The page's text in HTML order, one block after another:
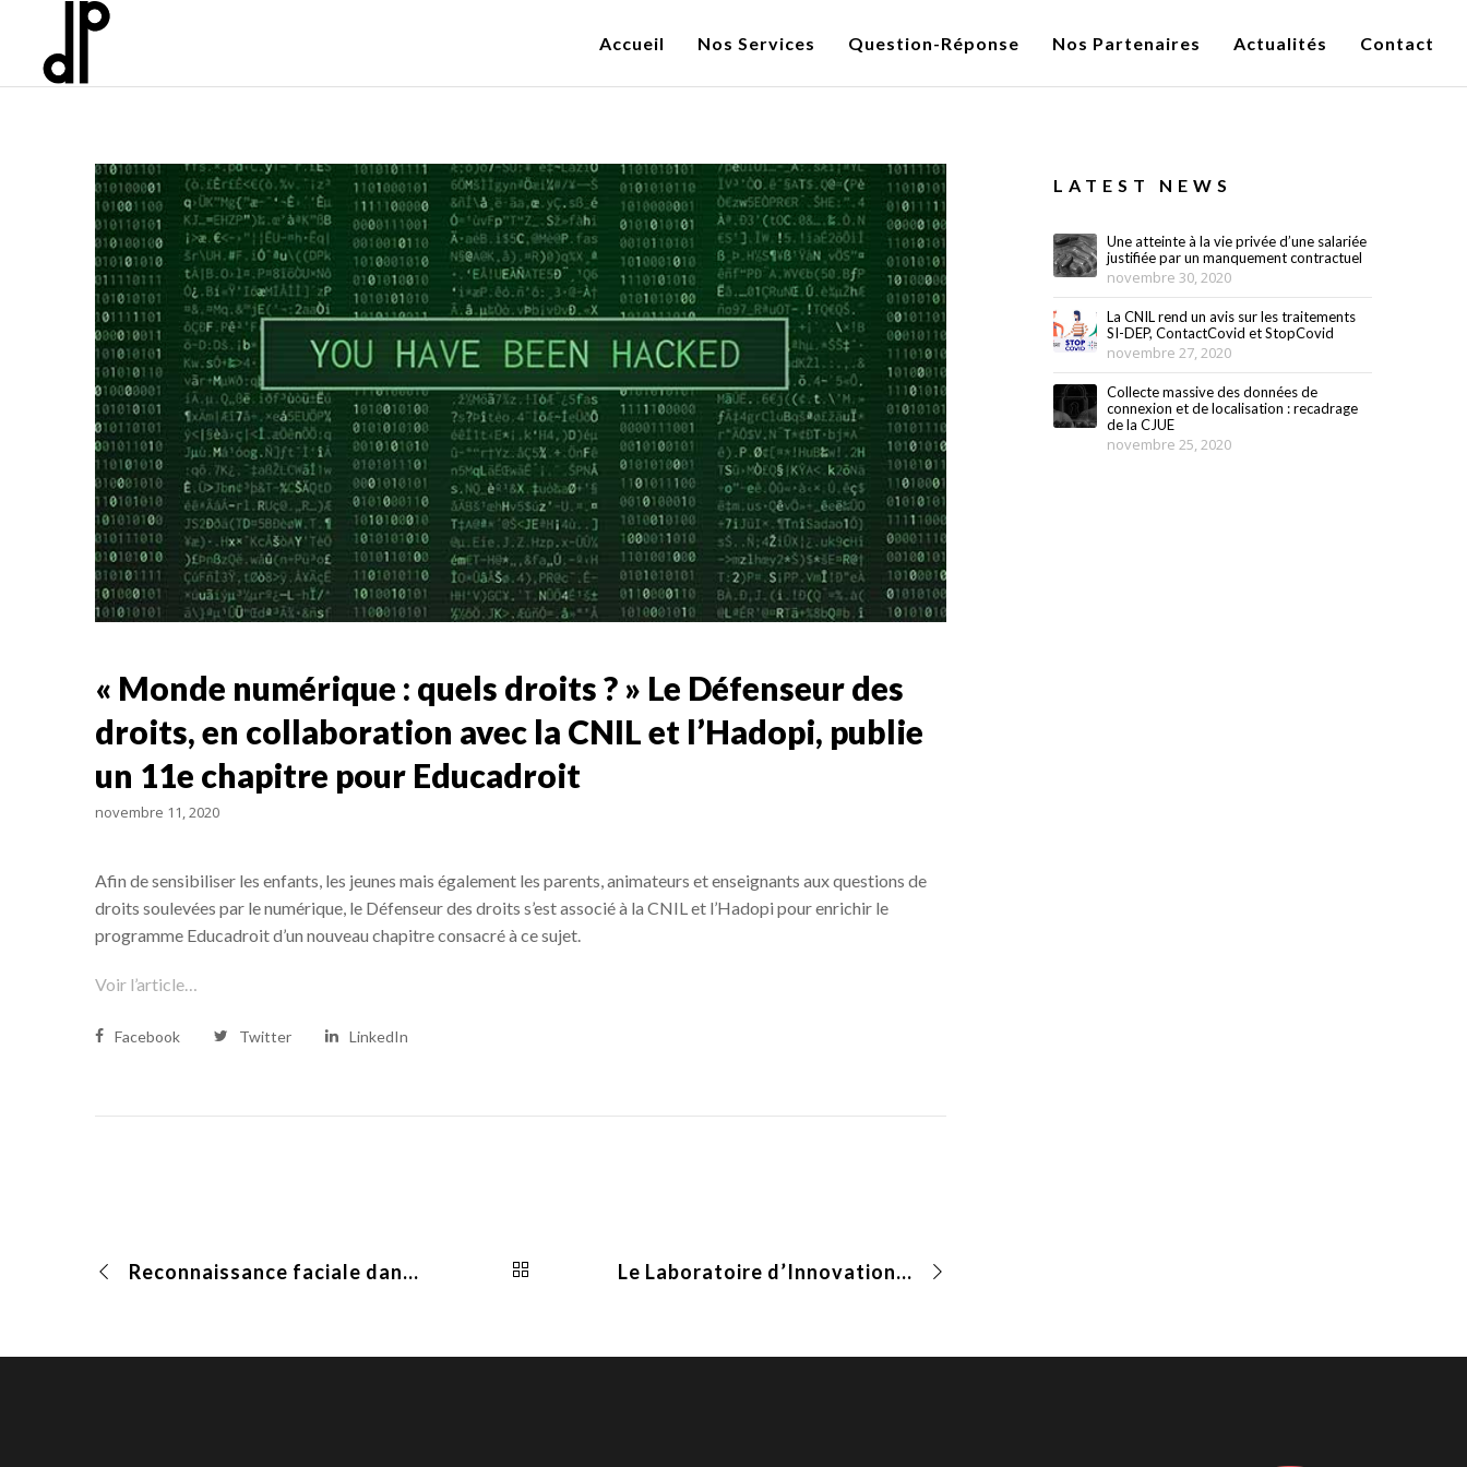
Accueil Nos Services Question-Réponse Nos Partenaires Actualités Contact
« Monde numérique : quels droits ? » Le Défenseur des
droits, en collaboration avec la CNIL et l’Hadopi, publie
un 11e chapitre pour Educadroit
novembre 11, 2020
Afin de sensibiliser les enfants, les jeunes mais également les parents, animateurs et enseignants aux questions de
droits soulevées par le numérique, le Défenseur des droits s’est associé à la CNIL et l’Hadopi pour enrichir le
programme Educadroit d’un nouveau chapitre consacré à ce sujet.
Voir l’article…
Facebook Twitter LinkedIn
Reconnaissance faciale dans les aéroports : quels enjeux et quels grands principes à respecter ? Le Laboratoire d’Innovation Numérique de la CNIL publie de nouvelles études sur les traceurs et l’écosystème publicitaire
LATEST NEWS
Une atteinte à la vie privée d’une salariée
justifiée par un manquement contractuel
novembre 30, 2020
La CNIL rend un avis sur les traitements
SI-DEP, ContactCovid et StopCovid
novembre 27, 2020
Collecte massive des données de
connexion et de localisation : recadrage
de la CJUE
novembre 25, 2020